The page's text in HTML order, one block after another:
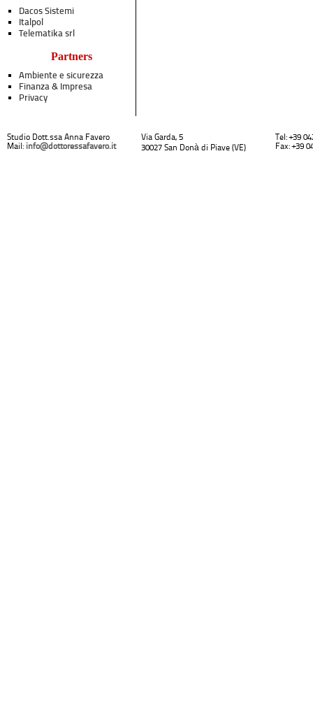
Dacos Sistemi
Italpol
Telematika srl
Partners
Ambiente e sicurezza
Finanza & Impresa
Privacy
Studio Dott.ssa Anna Favero
Mail: info@dottoressafavero.it
Via Garda, 5
30027 San Donà di Piave (VE)
Tel: +39
Fax: +39